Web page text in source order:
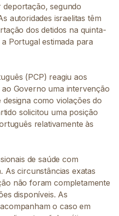
segundo
autoridades israelitas têm
dos detidos na quinta-
Portugal estimada para
(PCP) reagiu aos
Governo uma intervenção
como violações do
solicitou uma posição
relativamente às
de saúde com
As circunstâncias exatas
não foram completamente
disponíveis. As
o caso em